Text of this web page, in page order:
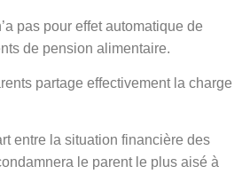
pas pour effet automatique de
de pension alimentaire.
partage effectivement la charge
entre la situation financière des
le parent le plus aisé à